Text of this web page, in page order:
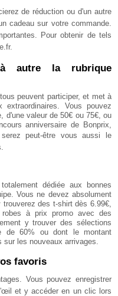
de réduction ou d'un autre
cadeau sur votre commande.
Pour obtenir de tels
autre la rubrique
peuvent participer, et met à
Vous pouvez
d'une valeur de 50€ ou 75€, ou
anniversaire de Bonprix,
peut-être vous aussi le
dédiée aux bonnes
Vous ne devez absolument
des t-shirt dès 6.99€,
à prix promo avec des
y trouver des sélections
de 60% ou dont le montant
sur les nouveaux arrivages.
favoris
Vous pouvez enregistrer
l'œil et y accéder en un clic lors